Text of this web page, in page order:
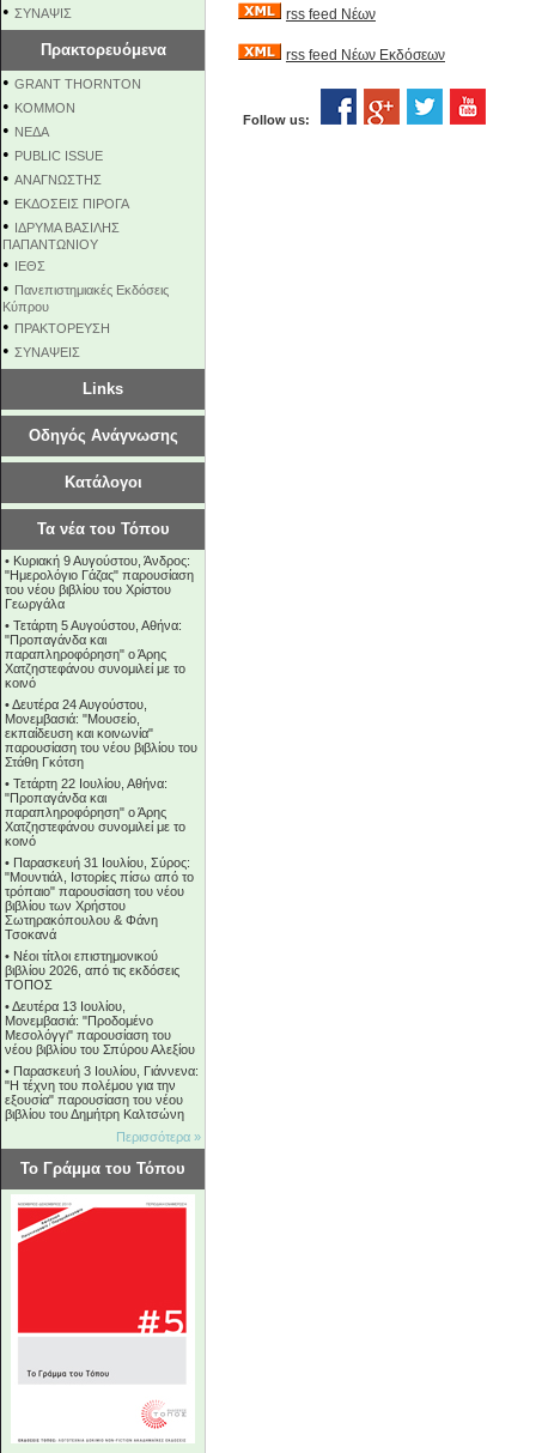
• ΣΥΝΑΨΙΣ
Πρακτορευόμενα
• GRANT THORNTON
• KOMMON
• NEΔΑ
• PUBLIC ISSUE
• ΑΝΑΓΝΩΣΤΗΣ
• ΕΚΔΟΣΕΙΣ ΠΙΡΟΓΑ
• ΙΔΡΥΜΑ ΒΑΣΙΛΗΣ
ΠΑΠΑΝΤΩΝΙΟΥ
• ΙΕΘΣ
• Πανεπιστημιακές Εκδόσεις
Κύπρου
• ΠΡΑΚΤΟΡΕΥΣΗ
• ΣΥΝΑΨΕΙΣ
Links
Οδηγός Ανάγνωσης
Κατάλογοι
Τα νέα του Τόπου
• Κυριακή 9 Αυγούστου, Άνδρος:
"Ημερολόγιο Γάζας" παρουσίαση
του νέου βιβλίου του Χρίστου
Γεωργάλα
• Τετάρτη 5 Αυγούστου, Αθήνα:
"Προπαγάνδα και
παραπληροφόρηση" ο Άρης
Χατζηστεφάνου συνομιλεί με το
κοινό
•Δευτέρα 24 Αυγούστου,
Μονεμβασιά: "Μουσείο,
εκπαίδευση και κοινωνία"
παρουσίαση του νέου βιβλίου του
Στάθη Γκότση
• Τετάρτη 22 Ιουλίου, Αθήνα:
"Προπαγάνδα και
παραπληροφόρηση" ο Άρης
Χατζηστεφάνου συνομιλεί με το
κοινό
• Παρασκευή 31 Ιουλίου, Σύρος:
"Μουντιάλ, Ιστορίες πίσω από το
τρόπαιο" παρουσίαση του νέου
βιβλίου των Χρήστου
Σωτηρακόπουλου & Φάνη
Τσοκανά
• Νέοι τίτλοι επιστημονικού
βιβλίου 2026, από τις εκδόσεις
ΤΟΠΟΣ
•Δευτέρα 13 Ιουλίου,
Μονεμβασιά: "Προδομένο
Μεσολόγγι" παρουσίαση του
νέου βιβλίου του Σπύρου Αλεξίου
• Παρασκευή 3 Ιουλίου, Γιάννενα:
"Η τέχνη του πολέμου για την
εξουσία" παρουσίαση του νέου
βιβλίου του Δημήτρη Καλτσώνη
Περισσότερα »
Το Γράμμα του Τόπου
rss feed Νέων
rss feed Νέων Εκδόσεων
Follow us: